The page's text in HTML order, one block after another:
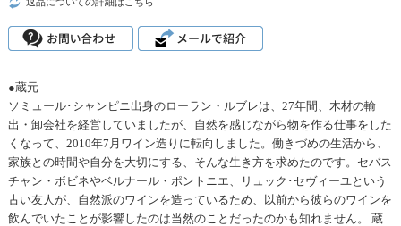
●蔵元
ソミュール･シャンピニ出身のローラン・ルブレは、27年間、木材の輸
出・卸会社を経営していましたが、自然を感じながら物を作る仕事をした
くなって、2010年7月ワイン造りに転向しました。働きづめの生活から、
家族との時間や自分を大切にする、そんな生き方を求めたのです。セバス
チャン・ボビネやベルナール・ポントニエ、リュック･セヴィーユという
古い友人が、自然派のワインを造っているため、以前から彼らのワインを
飲んでいたことが影響したのは当然のことだったのかも知れません。 蔵